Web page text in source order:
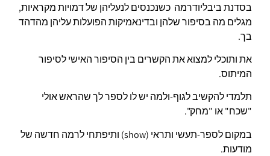
בסדנת ביבליודרמה כשנכנסים לנעליהן של דמויות מקראיות,
מגלים מה בסיפור שלהן ובדינאמיקות הפועלות עליהן מהדהד
בך.
את ותוכלי למצוא את הקשרים בין הסיפור האישי לסיפור
המיתוס.
תלמדי להקשיב לגוף-ולמה יש לו לספר לך שהראש אולי
"שכח" או "מחק".
במקום לספר-תעשי ותראי (show) ותיפתחי לרמה חדשה של
מודעות.